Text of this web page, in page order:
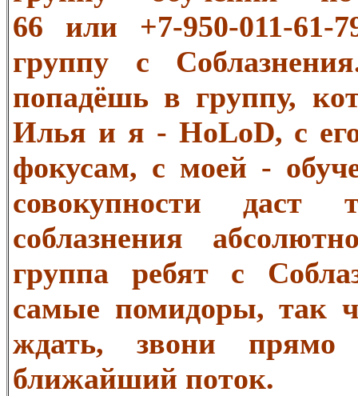
66 или +7-950-011-
группу с
попадёшь в группу,
Илья и я - HoLoD, с
фокусам, с моей -
совокупности
соблазнения
группа ребят с
самые помидоры, так
ждать, звони
ближайший поток.